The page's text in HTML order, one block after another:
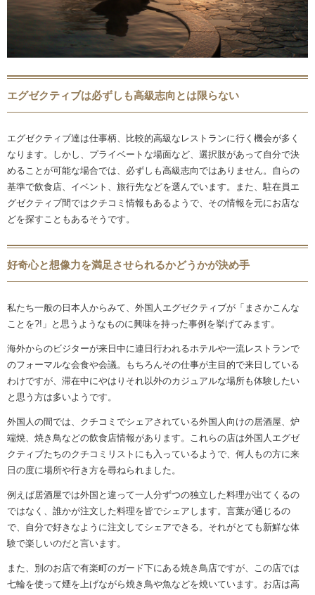
エグゼクティブは必ずしも高級志向とは限らない
エグゼクティブ達は仕事柄、比較的高級なレストランに行く機会が多く
なります。しかし、プライベートな場面など、選択肢があって自分で決
めることが可能な場合では、必ずしも高級志向ではありません。自らの
基準で飲食店、イベント、旅行先などを選んでいます。また、駐在員エ
グゼクティブ間ではクチコミ情報もあるようで、その情報を元にお店な
どを探すこともあるそうです。
好奇心と想像力を満足させられるかどうかが決め手
私たち一般の日本人からみて、外国人エグゼクティブが「まさかこんな
ことを?!」と思うようなものに興味を持った事例を挙げてみます。
海外からのビジターが来日中に連日行われるホテルや一流レストランで
のフォーマルな会食や会議。もちろんその仕事が主目的で来日している
わけですが、滞在中にやはりそれ以外のカジュアルな場所も体験したい
と思う方は多いようです。
外国人の間では、クチコミでシェアされている外国人向けの居酒屋、炉
端焼、焼き鳥などの飲食店情報があります。これらの店は外国人エグゼ
クティブたちのクチコミリストにも入っているようで、何人もの方に来
日の度に場所や行き方を尋ねられました。
例えば居酒屋では外国と違って一人分ずつの独立した料理が出てくるの
ではなく、誰かが注文した料理を皆でシェアします。言葉が通じるの
で、自分で好きなように注文してシェアできる。それがとても新鮮な体
験で楽しいのだと言います。
また、別のお店で有楽町のガード下にある焼き鳥店ですが、この店では
七輪を使って煙を上げながら焼き鳥や魚などを焼いています。お店は高